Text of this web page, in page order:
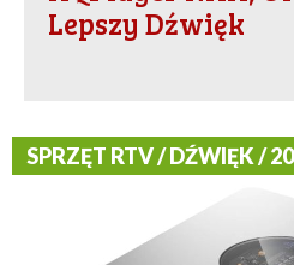
Lepszy Dźwięk
SPRZĘT RTV / DŹWIĘK /